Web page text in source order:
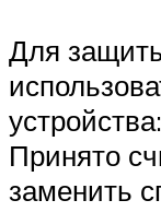
Для
Принято
заменить